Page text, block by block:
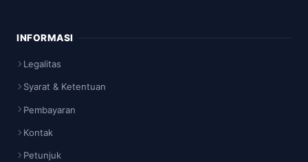
INFORMASI
Legalitas
Syarat & Ketentuan
Pembayaran
Kontak
Petunjuk